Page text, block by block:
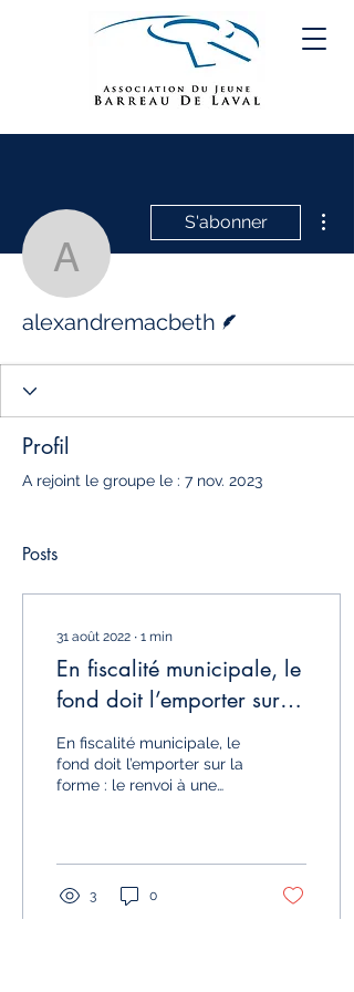
S'abonner
alexandremacbeth
Profil
A rejoint le groupe le : 7 nov. 2023
Posts
31 août 2022 ∙ 1 min
En fiscalité municipale, le
fond doit l’emporter sur la
forme ...
En fiscalité municipale, le
fond doit l’emporter sur la
forme : le renvoi à une
3 0